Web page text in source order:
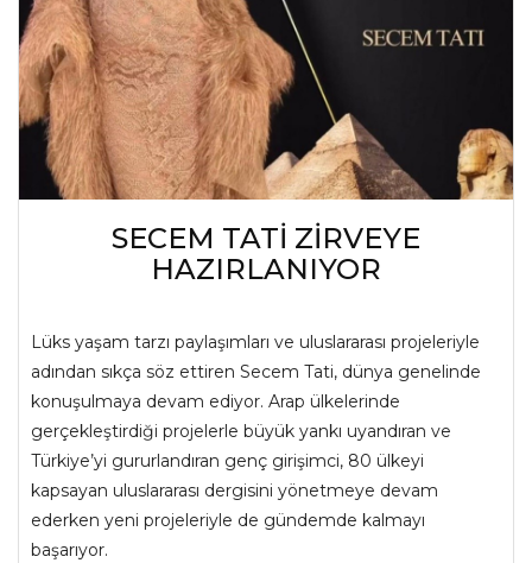
SECEM TATİ ZİRVEYE
HAZIRLANIYOR
Lüks yaşam tarzı paylaşımları ve uluslararası projeleriyle
adından sıkça söz ettiren Secem Tati, dünya genelinde
konuşulmaya devam ediyor. Arap ülkelerinde
gerçekleştirdiği projelerle büyük yankı uyandıran ve
Türkiye’yi gururlandıran genç girişimci, 80 ülkeyi
kapsayan uluslararası dergisini yönetmeye devam
ederken yeni projeleriyle de gündemde kalmayı
başarıyor.